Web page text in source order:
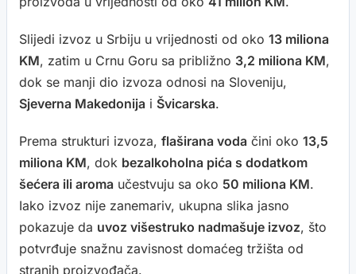
Slijedi izvoz u Srbiju u vrijednosti od oko 13 miliona
KM, zatim u Crnu Goru sa približno 3,2 miliona KM,
dok se manji dio izvoza odnosi na Sloveniju,
Sjeverna Makedonija i Švicarska.
Prema strukturi izvoza, flaširana voda čini oko 13,5
miliona KM, dok bezalkoholna pića s dodatkom
šećera ili aroma učestvuju sa oko 50 miliona KM.
Iako izvoz nije zanemariv, ukupna slika jasno
pokazuje da uvoz višestruko nadmašuje izvoz, što
potvrđuje snažnu zavisnost domaćeg tržišta od
stranih proizvođača.